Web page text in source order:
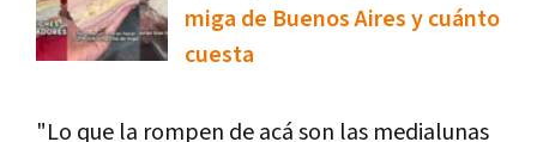
miga de Buenos Aires y cuánto
cuesta
"Lo que la rompen de acá son las medialunas